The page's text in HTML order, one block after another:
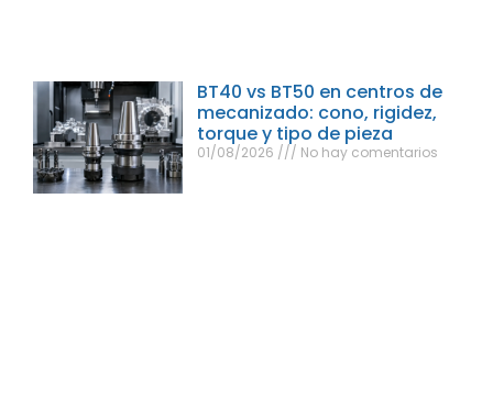
BT40 vs BT50 en centros de
mecanizado: cono, rigidez,
torque y tipo de pieza
01/08/2026 No hay comentarios